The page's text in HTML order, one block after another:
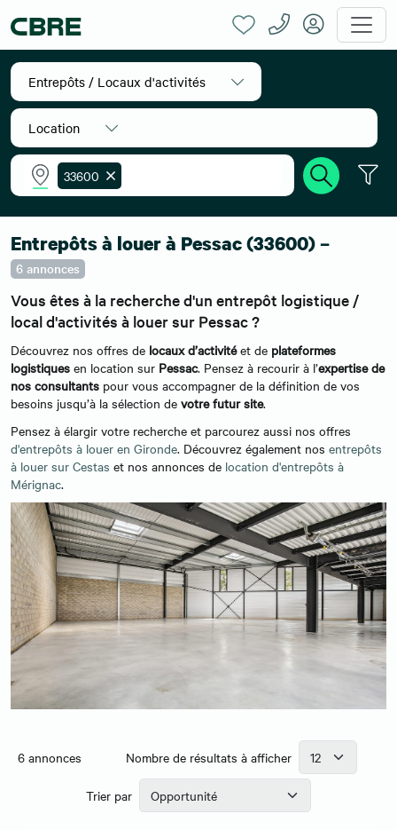
Entrepôts / Locaux d'activités
Location
33600
Entrepôts à louer à Pessac (33600) –
6 annonces
Vous êtes à la recherche d'un entrepôt logistique /
local d'activités à louer sur Pessac ?
Découvrez nos offres de locaux d’activitéet de plateformes
logistiques en location sur Pessac. Pensez à recourir à l’expertise de
nos consultants pour vous accompagner de la définition de vos
besoins jusqu’à la sélection de votre futur site.
Pensez à élargir votre recherche et parcourez aussi nos offres
d'entrepôts à louer en Gironde. Découvrez également nos entrepôts
à louer sur Cestas et nos annonces de location d'entrepôts à
Mérignac.
6 annonces Nombre de résultats à afficher
Trier par